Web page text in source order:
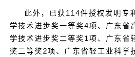
此外，已获114件授权发明专
学技术进步奖一等奖4项、广东省
学技术进步奖二等奖1项、广东省
奖二等奖2项、广东省轻工业科学